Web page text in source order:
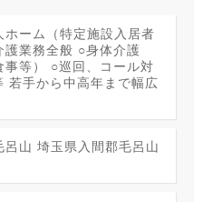
ホーム（特定施設入居者
護業務全般 ○身体介護
事等） ○巡回、コール対
手から中高年まで幅広
呂山 埼玉県入間郡毛呂山